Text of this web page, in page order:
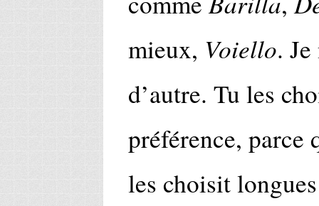
mieux, Voiello.
d’autre. Tu les
préférence, parce
les choisit